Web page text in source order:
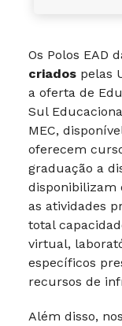
Os Polos EAD
criados pelas
a oferta de
Sul
MEC,
oferecem
graduação a
disponibilizam
as atividades
total
virtual,
específicos
recursos de
Além disso,